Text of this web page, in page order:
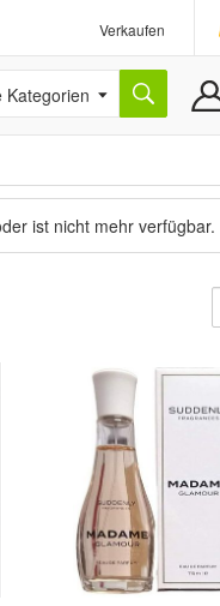
Verkaufen
ist nicht mehr verfügbar.